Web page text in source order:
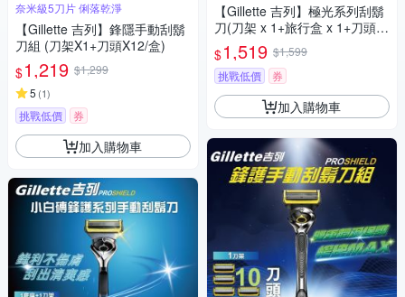
奈米級5刀片 俐落乾淨
【Gillette 吉列】鋒隱手動刮鬍
刀組 (刀架X1+刀頭X12/盒)
$1,219 $1,299
5 (1)
挑戰低價 券
加入購物車
【Gillette 吉列】極光系列刮鬍
刀(刀架 x 1+旅行盒 x 1+刀頭 x
5)
$1,519 $1,599
挑戰低價
券
加入購物車